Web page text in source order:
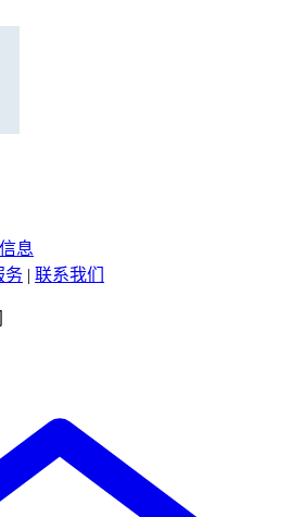
息
务 | 联系我们